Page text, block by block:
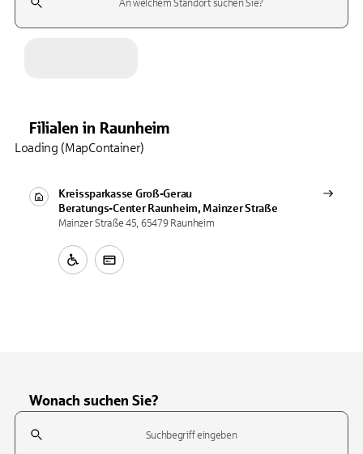
Filialen in Raunheim
Kreissparkasse Groß-Gerau
Beratungs-Center Raunheim, Mainzer Straße
Mainzer Straße 45, 65479 Raunheim
Loading (MapContainer)
Wonach suchen Sie?
Suchfeld